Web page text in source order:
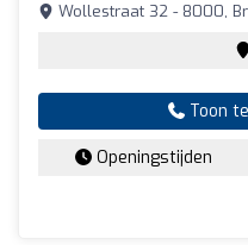
Wollestraat 32 - 8000,
Toon
Openingstijden